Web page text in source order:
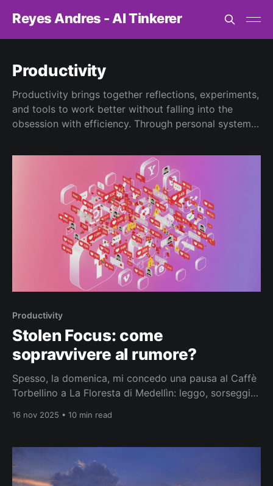
Reyes Andres - AI Tinkerer
Productivity
Productivity brings together reflections, experiments,
and tools to work better without falling into the
obsession with efficiency. Through personal systems,
cognitive limits, this tag explores productivity as a
situated and human practice—not doing more at all
costs, but doing better, with greater awareness.
Productivity
Stolen Focus: come
sopravvivere al rumore?
Spesso, la domenica, mi concedo una pausa al Caffè
Torbellino a La Floresta di Medellìn: leggo, sorseggio
16 nov 2025 • 10 min read